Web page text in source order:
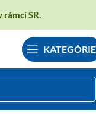
SR.
KATEGÓRIE